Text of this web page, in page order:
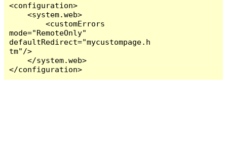
<configuration>
    <system.web>
        <customErrors
mode="RemoteOnly"
defaultRedirect="mycustompage.h
tm"/>
    </system.web>
</configuration>